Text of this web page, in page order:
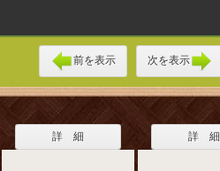
前を表示 次を表示
詳 細 詳 細